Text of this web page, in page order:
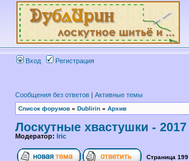
Вход Регистрация
Сообщения без ответов | Активные темы
Список форумов » Dublirin » Архив
Лоскутные хвастушки - 2017
Модератор: Iric
Страница 199